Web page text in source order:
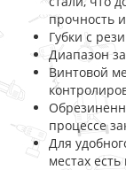
прочность
Губки с
Диапазон
Винтовой
процессе
Для
местах